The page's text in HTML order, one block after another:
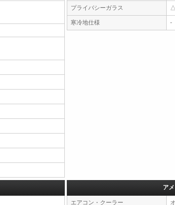
プライバシーガラス
寒冷地仕様 -
ア
エアコン・クーラー